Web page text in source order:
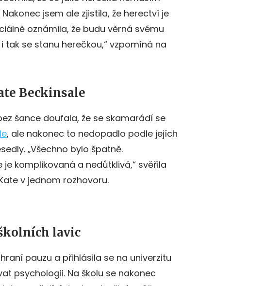
jsem ale zjistila, že herectví je
oznámila, že budu věrná svému
tak se stanu herečkou,“ vzpomíná na
Beckinsale
šance doufala, že se skamarádí se
, ale nakonec to nedopadlo podle jejích
„Všechno bylo špatně.
je komplikovaná a nedůtklivá,“ svěřila
v jednom rozhovoru.
lavic
pauzu a přihlásila se na univerzitu
psychologii. Na školu se nakonec